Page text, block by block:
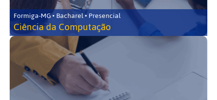
Formiga-MG • Bacharel • Presencial
Ciência da Computação